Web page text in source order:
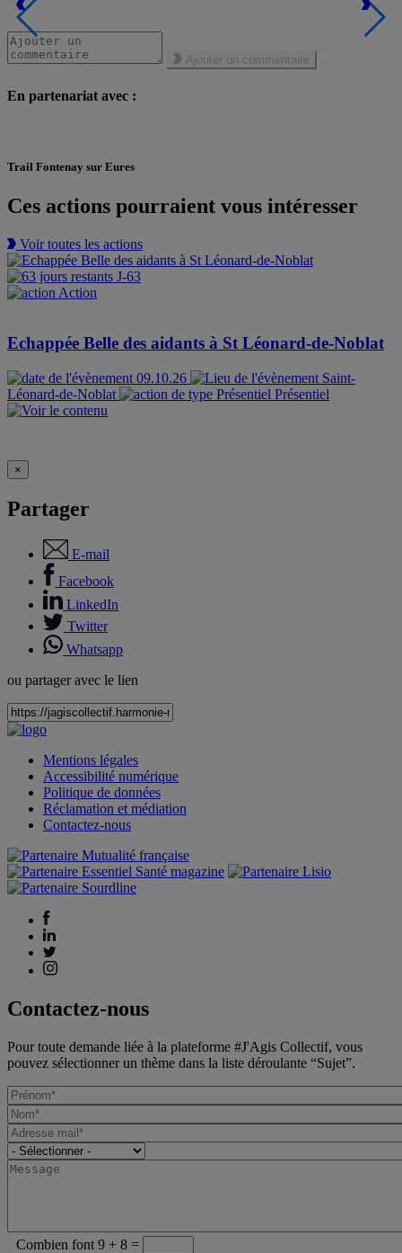
Ajouter un commentaire
En partenariat avec :
Trail Fontenay sur Eures
Ces actions pourraient vous intéresser
Voir toutes les actions
J-63
Action
Echappée Belle des aidants à St Léonard-de-Noblat
09.10.26
Saint-
Léonard-de-Noblat
Présentiel
×
Partager
E-mail
Facebook
LinkedIn
Twitter
Whatsapp
ou partager avec le lien
Mentions légales
Accessibilité numérique
Politique de données
Réclamation et médiation
Contactez-nous
Contactez-nous
Pour toute demande liée à la plateforme #J'Agis Collectif, vous
pouvez sélectionner un thème dans la liste déroulante “Sujet”.
Combien font 9 + 8 =